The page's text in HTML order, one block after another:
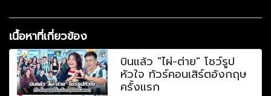
เนื้อหาที่เกี่ยวข้อง
บินแล้ว "ไผ่-ต่าย" โชว์รูป
หัวใจ ทัวร์คอนเสิร์ตอังกฤษ
ครั้งแรก